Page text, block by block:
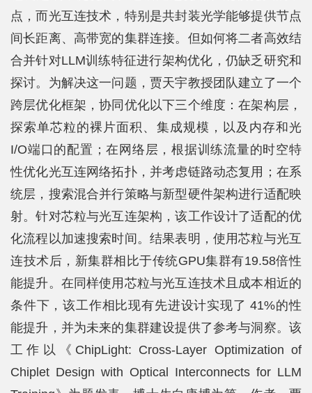
点，而光互连技术，特别是共封装光学能够提供节点
间长距离、高带宽的集群连接。但如何将二者高效结
合并针对LLM训练特征进行架构优化，仍缺乏研究和
探讨。为解决这一问题，贾天宇教授团队建立了一个
跨层优化框架，协同优化以下三个维度：在架构层，
探索单芯粒的裸片面积、集成规模，以及内存和光
I/O端口的配置；在网络层，根据训练流量的时空特
性优化光互连网络拓扑，并考虑链路动态复用；在系
统层，搜索混合并行策略与新型硬件架构进行适配映
射。针对芯粒与光互连架构，该工作设计了适配的优
化流程以加速搜索时间。结果表明，使用芯粒与光互
连技术后，新集群相比于传统GPU集群有19.58倍性
能提升。在同样使用芯粒与光互连技术且成本相近的
条件下，该工作相比现有先进设计实现了 41%的性
能提升，并为未来的集群建设提供了参考与洞察。该
工作以《ChipLight: Cross-Layer Optimization of
Chiplet Design with Optical Interconnects for LLM